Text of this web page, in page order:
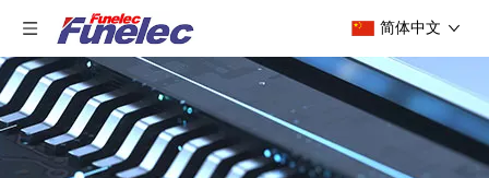
简体中文